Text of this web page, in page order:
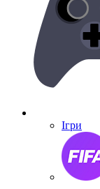
Ігри